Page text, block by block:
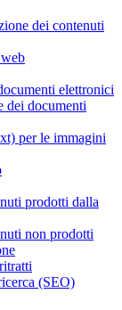
dei contenuti
elettronici
dei documenti
per le immagini
prodotti dalla
non prodotti
(SEO)